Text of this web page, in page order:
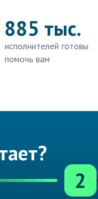
885 тыс.
исполнителей готовы
помочь вам
2